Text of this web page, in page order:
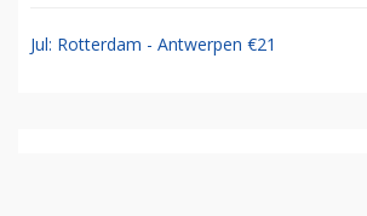
Jul: Rotterdam - Antwerpen €21